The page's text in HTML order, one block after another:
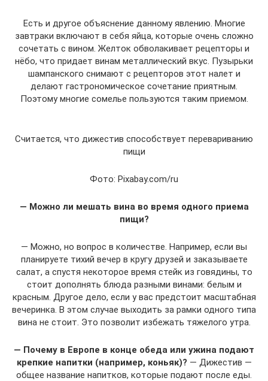
Есть и другое объяснение данному явлению. Многие
завтраки включают в себя яйца, которые очень сложно
сочетать с вином. Желток обволакивает рецепторы и
нёбо, что придает винам металлический вкус. Пузырьки
шампанского снимают с рецепторов этот налет и
делают гастрономическое сочетание приятным.
Поэтому многие сомелье пользуются таким приемом.
Считается, что дижестив способствует перевариванию
пищи
Фото: Pixabay.com/ru
— Можно ли мешать вина во время одного приема
пищи?
— Можно, но вопрос в количестве. Например, если вы
планируете тихий вечер в кругу друзей и заказываете
салат, а спустя некоторое время стейк из говядины, то
стоит дополнять блюда разными винами: белым и
красным. Другое дело, если у вас предстоит масштабная
вечеринка. В этом случае выходить за рамки одного типа
вина не стоит. Это позволит избежать тяжелого утра.
— Почему в Европе в конце обеда или ужина подают
крепкие напитки (например, коньяк)? — Дижестив —
общее название напитков, которые подают после еды.